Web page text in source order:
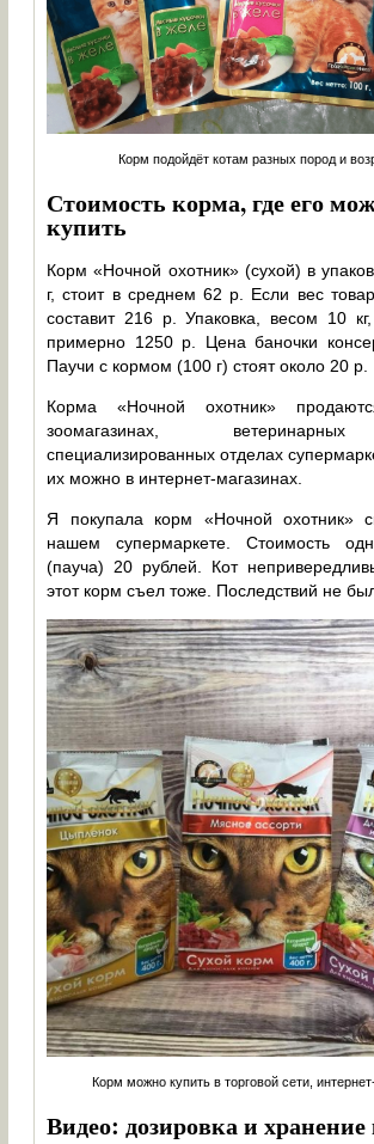
Корм подойдёт котам разных пород и
Стоимость корма, где его
купить
Корм «Ночной охотник» (сухой) в
г, стоит в среднем 62 р. Если вес
составит 216 р. Упаковка, весом 10
примерно 1250 р. Цена баночки
Паучи с кормом (100 г) стоят около 20 р.
Корма «Ночной охотник»
зоомагазинах,
специализированных отделах
их можно в интернет-магазинах.
Я покупала корм «Ночной охотник»
нашем супермаркете. Стоимость
(пауча) 20 рублей. Кот
этот корм съел тоже. Последствий не
Корм можно купить в торговой сети,
Видео: дозировка и